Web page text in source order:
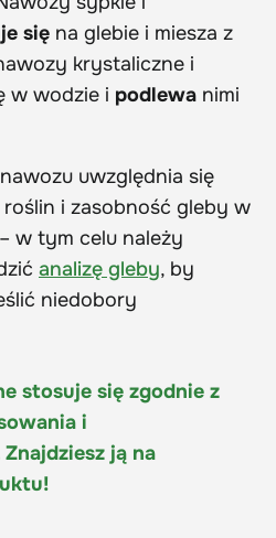
się na glebie i miesza z
krystaliczne i
w wodzie i podlewa nimi
uwzględnia się
roślin i zasobność gleby w
w tym celu należy
analizę gleby, by
niedobory
stosuje się zgodnie z
i
ją na